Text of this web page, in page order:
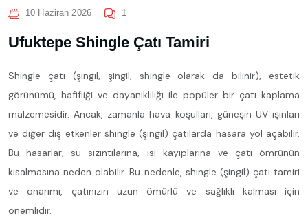
10 Haziran 2026 1
Ufuktepe Shingle Çatı Tamiri
Shingle çatı (şıngıl, şingil, shingle olarak da bilinir), estetik
görünümü, hafifliği ve dayanıklılığı ile popüler bir çatı kaplama
malzemesidir. Ancak, zamanla hava koşulları, güneşin UV ışınları
ve diğer dış etkenler shingle (şıngıl) çatılarda hasara yol açabilir.
Bu hasarlar, su sızıntılarına, ısı kayıplarına ve çatı ömrünün
kısalmasına neden olabilir. Bu nedenle, shingle (şingil) çatı tamiri
ve onarımı, çatınızın uzun ömürlü ve sağlıklı kalması için
önemlidir.